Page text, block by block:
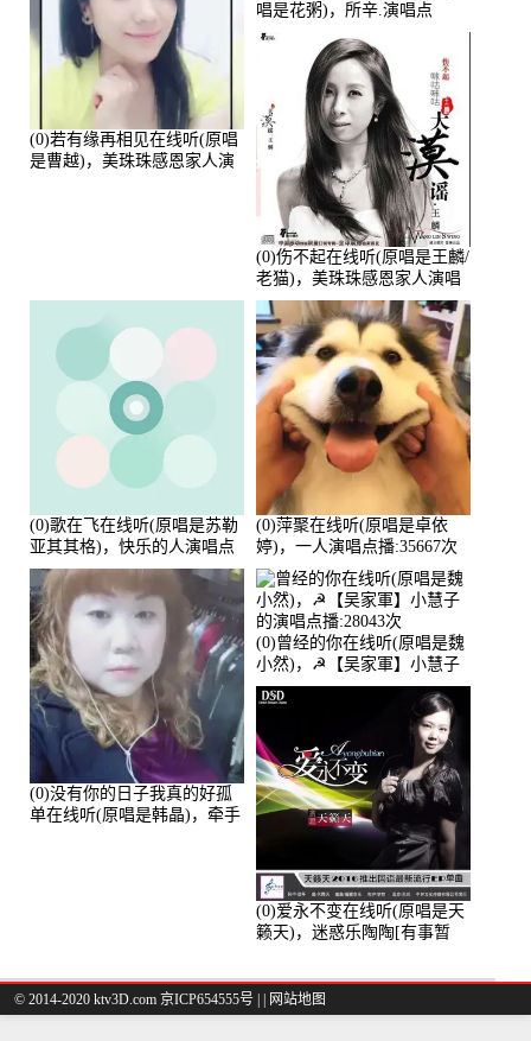
(0)若有缘再相见在线听(原唱
是曹越)，美珠珠感恩家人演
唱是花粥)，所辛.演唱点
播:80720次
(0)伤不起在线听(原唱是王麟/
老猫)，美珠珠感恩家人演唱
点播:80218次
(0)歌在飞在线听(原唱是苏勒
亚其其格)，快乐的人演唱点
播:36次
(0)萍聚在线听(原唱是卓依
婷)，一人演唱点播:35667次
(0)没有你的日子我真的好孤
单在线听(原唱是韩晶)，牵手
(0)曾经的你在线听(原唱是魏
小然)，☭【吴家軍】小慧子
的演唱点播:28043次
(0)爱永不变在线听(原唱是天
籁天)，迷惑乐陶陶[有事暂
© 2014-2020 ktv3D.com 京ICP654555号 | 网站地图